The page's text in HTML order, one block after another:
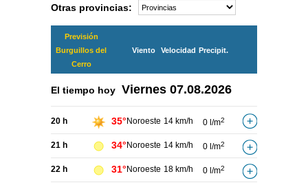
Otras provincias:
Previsión
Burguillos del
Cerro
Viento Velocidad Precipit.
El tiempo hoy Viernes 07.08.2026
20 h 35° Noroeste 14 km/h 0 l/m2
21 h 34° Noroeste 14 km/h 0 l/m2
22 h 31° Noroeste 18 km/h 0 l/m2